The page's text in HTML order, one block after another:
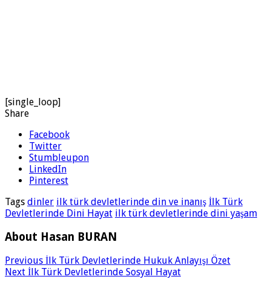
[single_loop]
Share
Facebook
Twitter
Stumbleupon
LinkedIn
Pinterest
Tags dinler ilk türk devletlerinde din ve inanış İlk Türk
Devletlerinde Dini Hayat ilk türk devletlerinde dini yaşam
About Hasan BURAN
Previous İlk Türk Devletlerinde Hukuk Anlayışı Özet
Next İlk Türk Devletlerinde Sosyal Hayat